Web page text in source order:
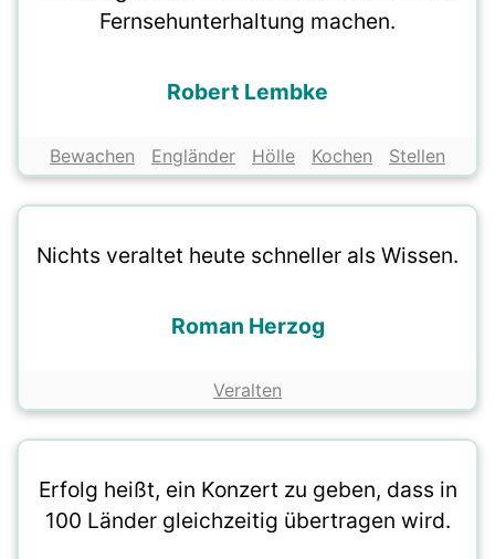
Fernsehunterhaltung machen.
Robert Lembke
Bewachen Engländer Hölle Kochen Stellen
Nichts veraltet heute schneller als Wissen.
Roman Herzog
Veralten
Erfolg heißt, ein Konzert zu geben, dass in
100 Länder gleichzeitig übertragen wird.